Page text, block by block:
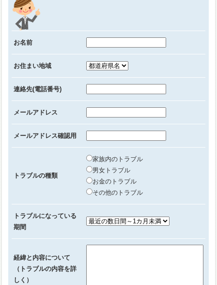
お名前
お住まい地域
連絡先(電話番号)
メールアドレス
メールアドレス確認用
トラブルの種類
家族内のトラブル
男女トラブル
お金のトラブル
その他のトラブル
トラブルになっている
期間
経緯と内容について
（トラブルの内容を詳
しく）